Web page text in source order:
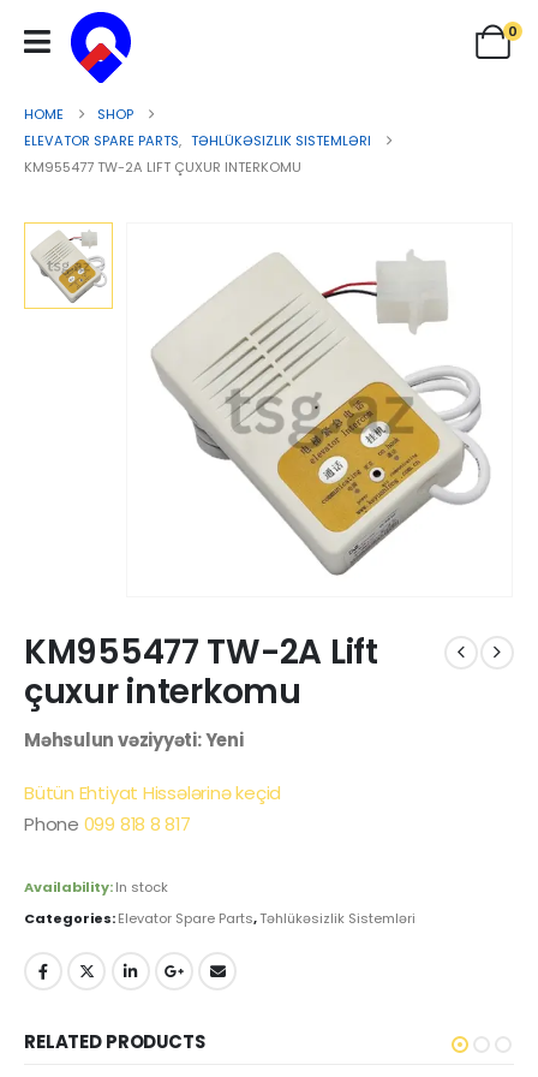
0
HOME
SHOP
ELEVATOR SPARE PARTS, TƏHLÜKƏSIZLIK SISTEMLƏRI
KM955477 TW-2A LIFT ÇUXUR INTERKOMU
KM955477 TW-2A Lift
çuxur interkomu
Məhsulun vəziyyəti: Yeni
Bütün Ehtiyat Hissələrinə keçid
Phone 099 818 8 817
Availability:In stock
Categories:Elevator Spare Parts,Təhlükəsizlik Sistemləri
RELATED PRODUCTS